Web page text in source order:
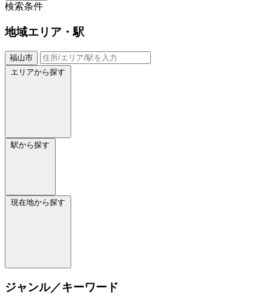
検索条件
地域エリア・駅
福山市
エリアから探す
駅から探す
現在地から探す
ジャンル／キーワード